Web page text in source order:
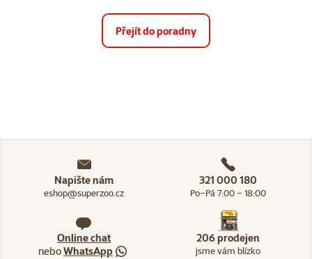
Přejít do poradny
Napište nám
eshop@superzoo.cz
321 000 180
Po–Pá 7:00 – 18:00
Online chat
neboWhatsApp
206 prodejen
jsme vám blízko